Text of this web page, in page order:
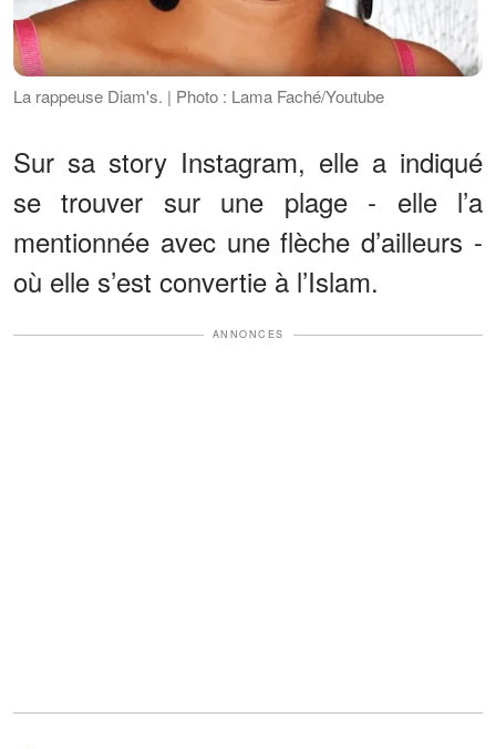
La rappeuse Diam's. | Photo : Lama Faché/Youtube
Sur sa story Instagram, elle a indiqué
se trouver sur une plage - elle l’a
mentionnée avec une flèche d’ailleurs -
où elle s’est convertie à l’Islam.
ANNONCES